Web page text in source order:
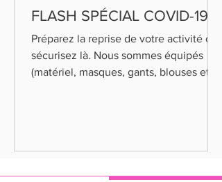
FLASH SPÉCIAL COVID-19
Préparez la reprise de votre activité ou
sécurisez là. Nous sommes équipés
(matériel, masques, gants, blouses et